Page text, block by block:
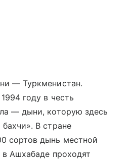
— Туркменистан.
году в честь
— дыни, которую здесь
В стране
сортов дынь местной
в Ашхабаде проходят